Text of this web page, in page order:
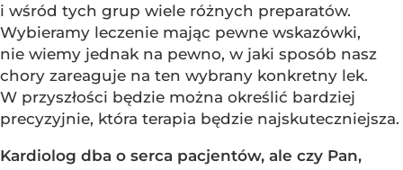
i wśród tych grup wiele różnych preparatów.
Wybieramy leczenie mając pewne wskazówki,
nie wiemy jednak na pewno, w jaki sposób nasz
chory zareaguje na ten wybrany konkretny lek.
W przyszłości będzie można określić bardziej
precyzyjnie, która terapia będzie najskuteczniejsza.
Kardiolog dba o serca pacjentów, ale czy Pan,